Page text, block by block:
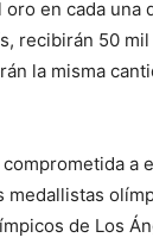
oro en cada una
recibirán 50
la misma
a
medallistas
de Los